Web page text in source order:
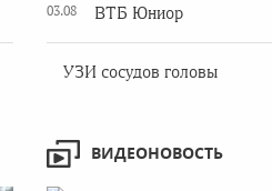
03.08
ВТБ Юниор
УЗИ сосудов головы
ВИДЕОНОВОСТЬ